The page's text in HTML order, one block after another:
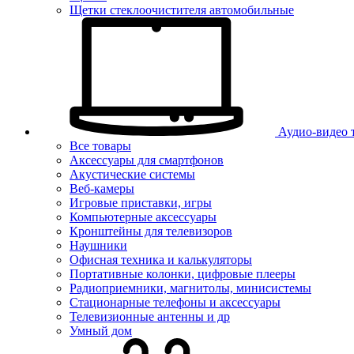
Щетки стеклоочистителя автомобильные
Аудио-видео
Все товары
Аксессуары для смартфонов
Акустические системы
Веб-камеры
Игровые приставки, игры
Компьютерные аксессуары
Кронштейны для телевизоров
Наушники
Офисная техника и калькуляторы
Портативные колонки, цифровые плееры
Радиоприемники, магнитолы, минисистемы
Стационарные телефоны и аксессуары
Телевизионные антенны и др
Умный дом